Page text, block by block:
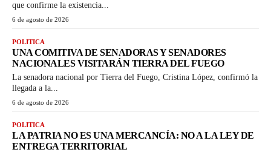
que confirme la existencia...
6 de agosto de 2026
POLITICA
UNA COMITIVA DE SENADORAS Y SENADORES
NACIONALES VISITARÁN TIERRA DEL FUEGO
La senadora nacional por Tierra del Fuego, Cristina López, confirmó la
llegada a la...
6 de agosto de 2026
POLITICA
LA PATRIA NO ES UNA MERCANCÍA: NO A LA LEY DE
ENTREGA TERRITORIAL